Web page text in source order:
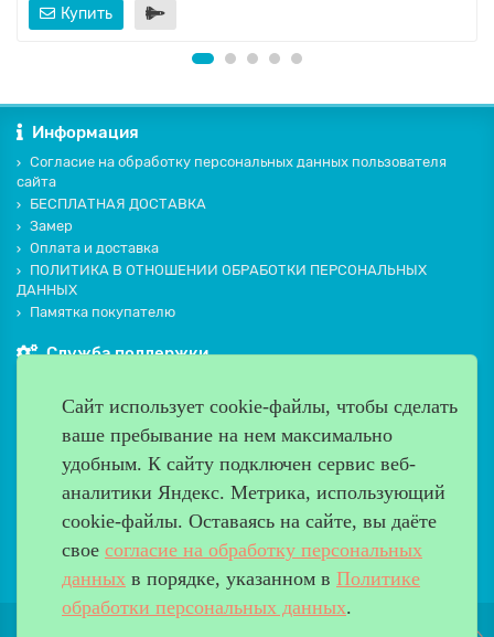
Купить
Информация
Согласие на обработку персональных данных пользователя
сайта
БЕСПЛАТНАЯ ДОСТАВКА
Замер
Оплата и доставка
ПОЛИТИКА В ОТНОШЕНИИ ОБРАБОТКИ ПЕРСОНАЛЬНЫХ
ДАННЫХ
Памятка покупателю
Служба поддержки
Производители
Дополнительно
Наш адрес
Работаем с 9:00 до 20:00
8 (499) 685-33-26
Сайт использует cookie-файлы, чтобы сделать
ваше пребывание на нем максимально
удобным. К cайту подключен сервис веб-
аналитики Яндекс. Метрика, использующий
cookie-файлы. Оставаясь на сайте, вы даёте
свое согласие на обработку персональных
данных в порядке, указанном в Политике
обработки персональных данных.